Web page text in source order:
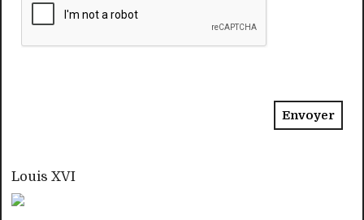
Louis XVI